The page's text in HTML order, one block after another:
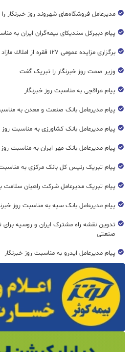
مدیرعامل فروشگاه‌های شهروند روز خبرنگار
پیام دبیرکل سندیکای بیمه‌گران ایران به
برگزاری مزایده عمومی ۱۲۷ فقره از املاك مازاد بانك ملت
وزیر صمت روز خبرنگار را تبریک گفت
پیام عراقچی به مناسبت روز خبرنگار
پیام مدیرعامل بانک صنعت و معدن به
پیام مدیرعامل بانک کشاورزی به مناسبت روز
پیام مدیرعامل بانک مهر ایران به مناسبت روز
پیام تبریک رئیس کل بانک مرکزی به مناسبت
پیام تبریک مدیرعامل شرکت راهیان سلامت
پیام مدیرعامل بانک سپه به مناسبت روز
تدوین نقشه راه مشترک ایران و روسیه
صنعتی
پیام مدیرعامل ایدرو به مناسبت روز خبرنگار